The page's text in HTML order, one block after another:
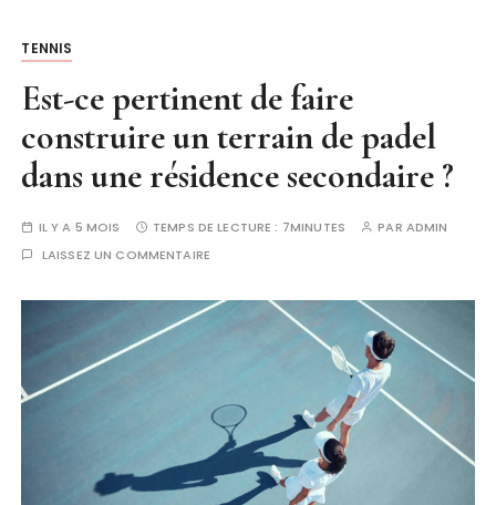
TENNIS
Est-ce pertinent de faire
construire un terrain de padel
dans une résidence secondaire ?
IL Y A 5 MOIS TEMPS DE LECTURE : 7MINUTES PAR ADMIN
LAISSEZ UN COMMENTAIRE